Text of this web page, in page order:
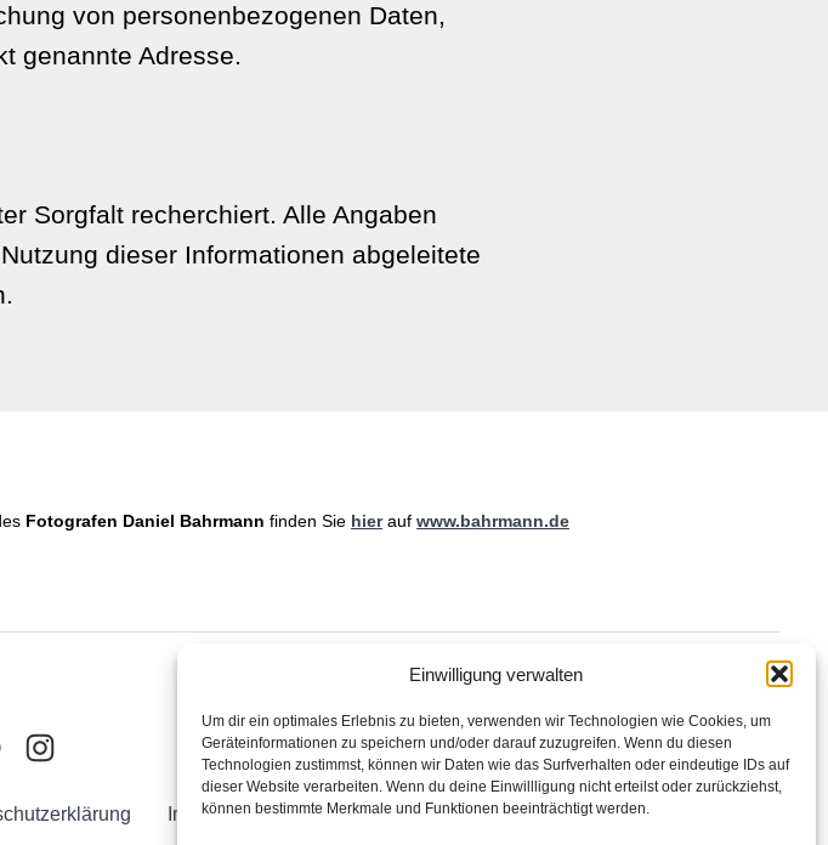
Einwilligung verwalten
Um dir ein optimales Erlebnis zu bieten, verwenden wir Technologien wie Cookies, um
Geräteinformationen zu speichern und/oder darauf zuzugreifen. Wenn du diesen
Technologien zustimmst, können wir Daten wie das Surfverhalten oder eindeutige IDs auf
dieser Website verarbeiten. Wenn du deine Einwillligung nicht erteilst oder zurückziehst,
können bestimmte Merkmale und Funktionen beeinträchtigt werden.
von personenbezogenen Daten,
genannte Adresse.
Sorgfalt recherchiert. Alle Angaben
dieser Informationen abgeleitete
Fotografen Daniel Bahrmann finden Sie hierauf www.bahrmann.de
Instagram
Impressum